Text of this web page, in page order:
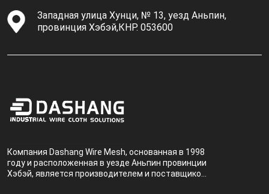
Западная улица Хунци, № 13, уезд Аньпин,
провинция Хэбэй,КНР. 053600
Компания Dashang Wire Mesh, основанная в 1998
году и расположенная в уезде Аньпин провинции
Хэбэй, является производителем и поставщиком,